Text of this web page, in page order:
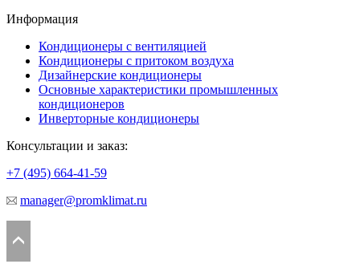
Информация
Кондиционеры с вентиляцией
Кондиционеры с притоком воздуха
Дизайнерские кондиционеры
Основные характеристики промышленных
кондиционеров
Инверторные кондиционеры
Консультации и заказ:
+7 (495) 664-41-59
manager@promklimat.ru